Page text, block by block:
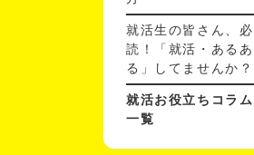
就活生の皆さん、必
読！「就活・あるあ
る」してませんか？
就活お役立ちコラム
一覧